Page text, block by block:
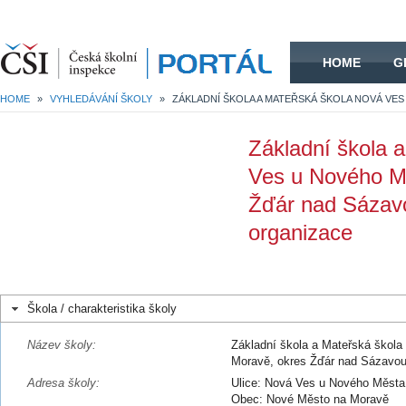
HOME
HOME » VYHLEDÁVÁNÍ ŠKOLY »
Základní škola
Ves u Nového
Žďár nad
organizace
Škola / charakteristika školy
Název školy:
Základní škola a Mateřská
Moravě, okres Žďár nad
Adresa školy:
Ulice: Nová Ves u Nového
Obec: Nové Město na Moravě